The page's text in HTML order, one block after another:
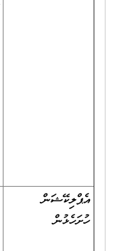
އެޕްލިކޭޝަން
ހުށަހެޅުން